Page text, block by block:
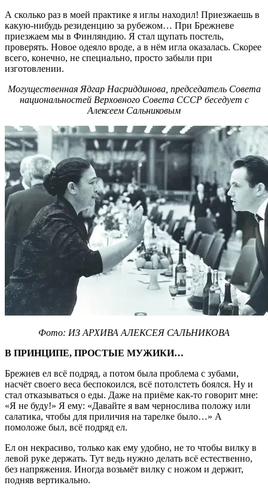
А сколько раз в моей практике я иглы находил! Приезжаешь в
какую-нибудь резиденцию за рубежом… При Брежневе
приезжаем мы в Финляндию. Я стал щупать постель,
проверять. Новое одеяло вроде, а в нём игла оказалась. Скорее
всего, конечно, не специально, просто забыли при
изготовлении.
Могущественная Ядгар Насриддинова, председатель Совета
национальностей Верховного Совета СССР беседует с
Алексеем Сальниковым
Фото: ИЗ АРХИВА АЛЕКСЕЯ САЛЬНИКОВА
В ПРИНЦИПЕ, ПРОСТЫЕ МУЖИКИ…
Брежнев ел всё подряд, а потом была проблема с зубами,
насчёт своего веса беспокоился, всё потолстеть боялся. Ну и
стал отказываться о еды. Даже на приёме как-то говорит мне:
«Я не буду!» Я ему: «Давайте я вам чернослива положу или
салатика, чтобы для приличия на тарелке было…» А
помоложе был, всё подряд ел.
Ел он некрасиво, только как ему удобно, не то чтобы вилку в
левой руке держать. Тут ведь нужно делать всё естественно,
без напряжения. Иногда возьмёт вилку с ножом и держит,
подняв вертикально.